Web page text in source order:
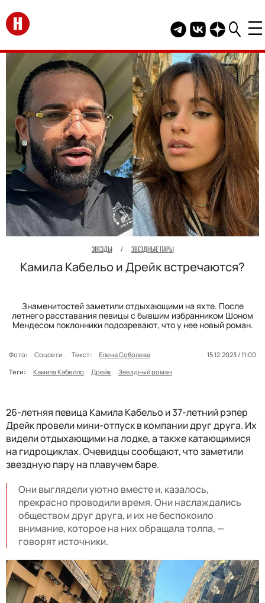
Перейти на главную
Telegram канал
Группа HELLO
Канал
ЗВЕЗДЫ / ЗВЕЗДНЫЕ ПАРЫ
Камила Кабельо и Дрейк встречаются?
Знаменитостей заметили отдыхающими на яхте. После
летнего расставания певицы с бывшим избранником Шоном
Мендесом поклонники подозревают, что у нее новый роман.
Фото: Соцсети Текст: Елена Соболева
15.12.2023 / 11:00
Теги:
Камила Кабелло Дрейк Звездный роман
26-летняя певица Камила Кабельо и 37-летний рэпер
Дрейк провели мини-отпуск в компании друг друга. Их
видели отдыхающими на лодке, а также катающимися
на гидроциклах. Очевидцы сообщают, что заметили
звездную пару на плавучем баре.
Они выглядели уютно вместе и, казалось,
прекрасно проводили время. Они наслаждались
обществом друг друга, и их не беспокоило
внимание, которое на них обращала толпа, —
говорят источники.